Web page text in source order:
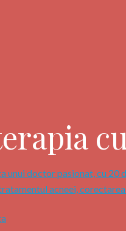
unui doctor pasionat, cu
acneei,